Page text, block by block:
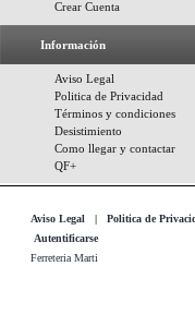
Crear Cuenta
Información
Aviso Legal
Politica de Privacidad
Términos y condiciones
Desistimiento
Como llegar y contactar
QF+
Aviso Legal | Politica de
Autentificarse
Ferreteria Marti